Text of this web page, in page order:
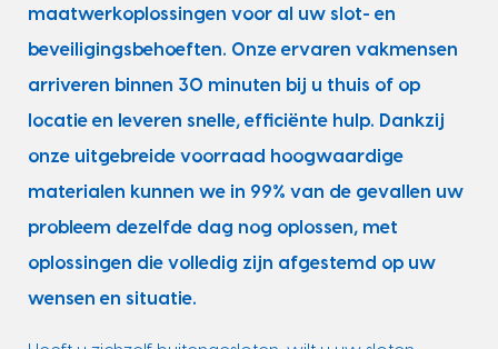
maatwerkoplossingen voor al uw slot- en
beveiligingsbehoeften. Onze ervaren vakmensen
arriveren binnen 30 minuten bij u thuis of op
locatie en leveren snelle, efficiënte hulp. Dankzij
onze uitgebreide voorraad hoogwaardige
materialen kunnen we in 99% van de gevallen uw
probleem dezelfde dag nog oplossen, met
oplossingen die volledig zijn afgestemd op uw
wensen en situatie.